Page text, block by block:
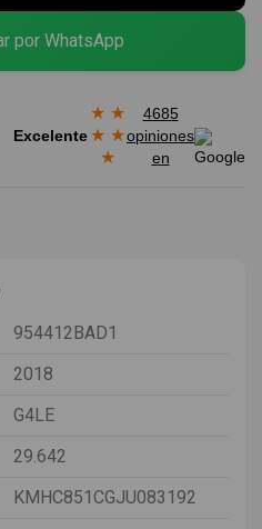
por WhatsApp
Excelente
★ ★
★ ★
★
4685
opiniones
en
954412BAD1
2018
G4LE
29.642
KMHC851CGJU083192